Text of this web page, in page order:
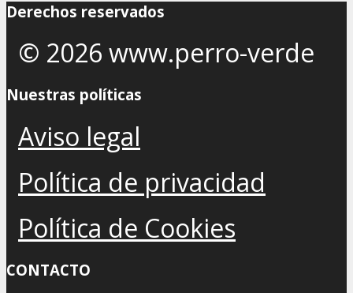
Derechos reservados
© 2026 www.perro-verde
Nuestras políticas
Aviso legal
Política de privacidad
Política de Cookies
CONTACTO